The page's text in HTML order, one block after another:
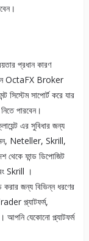
প্রধান কারণ
OctaFX Broker
সিস্টেম সাপোর্ট করে যার
পারবেন।
এর সুবিধার জন্য
Neteller, Skrill,
থেকে ফান্ড ডিপোজিট
Skrill ।
করার জন্য বিভিন্ন ধরণের
প্ল্যাটফর্ম,
যেকোনো প্ল্যাটফর্ম